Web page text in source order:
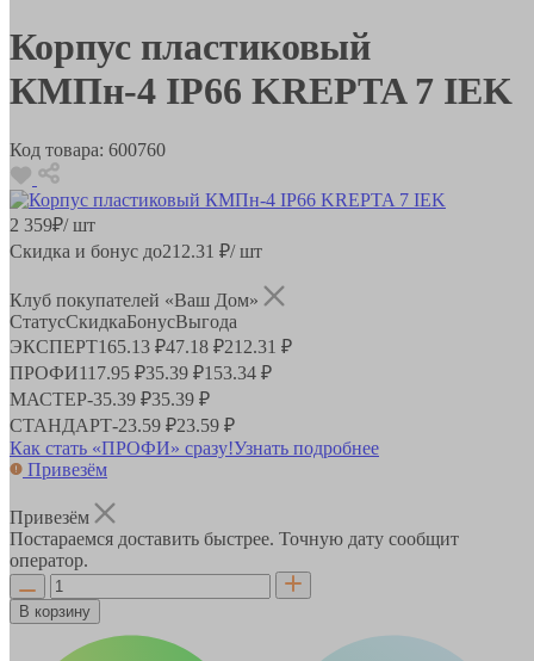
Корпус пластиковый
КМПн-4 IP66 KREPTA 7 IEK
Код товара: 600760
2 359₽/ шт
Скидка и бонус до212.31 ₽/ шт
Клуб покупателей «Ваш Дом»
СтатусСкидкаБонусВыгода
ЭКСПЕРТ165.13 ₽47.18 ₽212.31 ₽
ПРОФИ117.95 ₽35.39 ₽153.34 ₽
МАСТЕР-35.39 ₽35.39 ₽
СТАНДАРТ-23.59 ₽23.59 ₽
Как стать «ПРОФИ» сразу!Узнать подробнее
Привезём
Привезём
Постараемся доставить быстрее. Точную дату сообщит
оператор.
В корзину